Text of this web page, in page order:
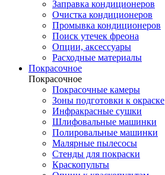
Заправка кондиционеров
Очистка кондиционеров
Промывка кондиционеров
Поиск утечек фреона
Опции, аксессуары
Расходные материалы
Покрасочное
Покрасочное
Покрасочные камеры
Зоны подготовки к окраске
Инфракрасные сушки
Шлифовальные машинки
Полировальные машинки
Малярные пылесосы
Стенды для покраски
Краскопульты